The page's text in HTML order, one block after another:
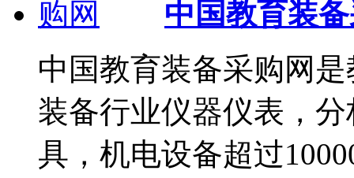
中国教育装
中国教育装备采购网
装备行业仪器仪表，
具，机电设备超过